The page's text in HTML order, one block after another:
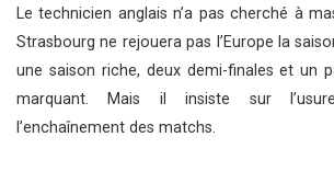
Le technicien anglais n’a pas cherché à
Strasbourg ne rejouera pas l’Europe la
une saison riche, deux demi-finales et un
marquant. Mais il insiste sur
l’enchaînement des matchs.